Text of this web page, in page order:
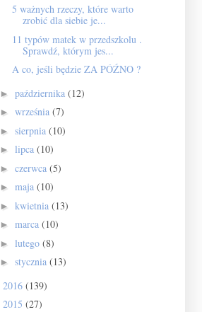
5 ważnych rzeczy, które warto
zrobić dla siebie je...
11 typów matek w przedszkolu .
Sprawdź, którym jes...
A co, jeśli będzie ZA PÓŹNO ?
► października (12)
► września (7)
► sierpnia (10)
► lipca (10)
► czerwca (5)
► maja (10)
► kwietnia (13)
► marca (10)
► lutego (8)
► stycznia (13)
2016 (139)
2015 (27)